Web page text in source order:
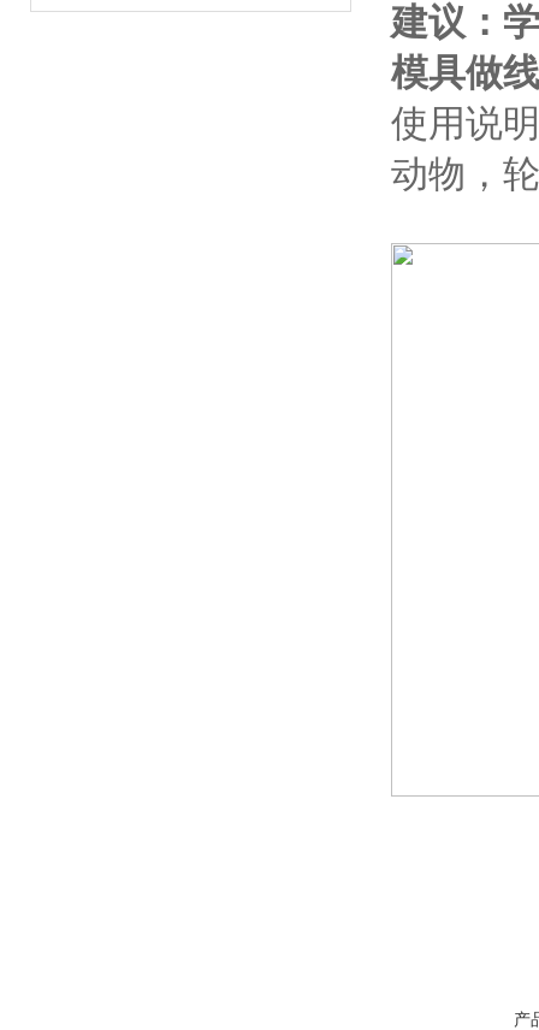
建议：
模具做
使用说
动物，
产